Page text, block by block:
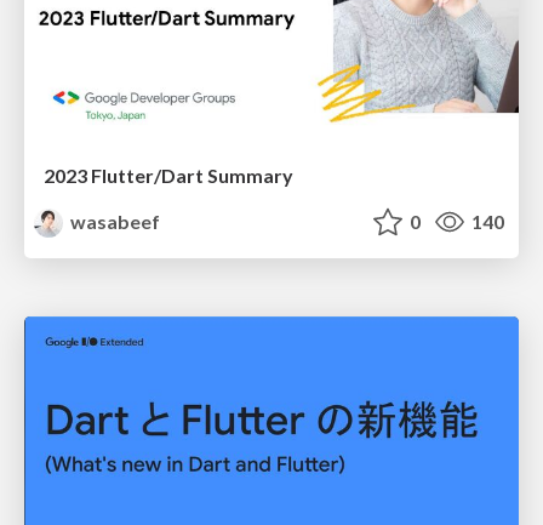
2023 Flutter/Dart Summary
wasabeef
0 140